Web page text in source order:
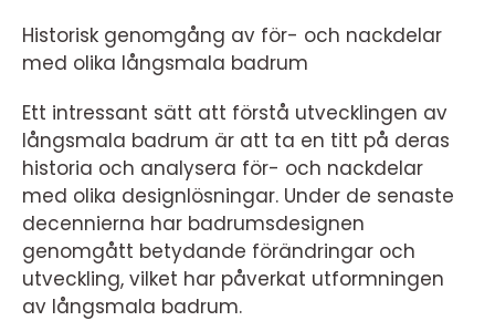
Historisk genomgång av för- och nackdelar
med olika långsmala badrum
Ett intressant sätt att förstå utvecklingen av
långsmala badrum är att ta en titt på deras
historia och analysera för- och nackdelar
med olika designlösningar. Under de senaste
decennierna har badrumsdesignen
genomgått betydande förändringar och
utveckling, vilket har påverkat utformningen
av långsmala badrum.